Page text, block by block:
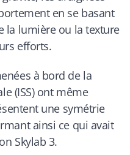
en se basant
la lumière ou la texture
efforts.
à bord de la
(ISS) ont même
une symétrie
ainsi ce qui avait
Skylab 3.